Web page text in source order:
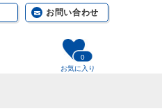
お問い合わせ
お気に入り
0